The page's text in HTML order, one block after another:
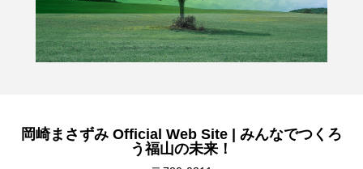
岡崎まさずみ Official Web Site | みんなでつくろ
う福山の未来！